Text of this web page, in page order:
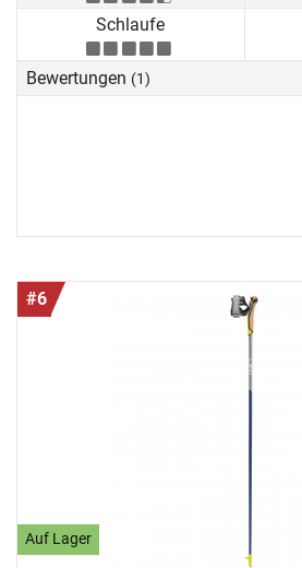
Schlaufe
Bewertungen (1)
#6
Auf Lager